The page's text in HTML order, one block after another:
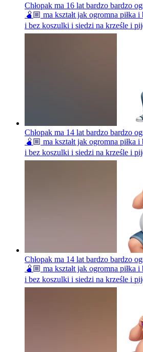
Chłopak ma 16 lat bardzo bardzo
🫄🏼 ma kształt jak ogromna piłka
i bez koszulki i siedzi na krześle i
Chłopak ma 14 lat bardzo bardzo
🫄🏼 ma kształt jak ogromna piłka
i bez koszulki i siedzi na krześle i
Chłopak ma 14 lat bardzo bardzo
🫄🏼 ma kształt jak ogromna piłka
i bez koszulki i siedzi na krześle i